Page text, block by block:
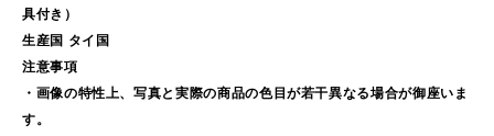
具付き）
生産国 タイ国
注意事項
・画像の特性上、写真と実際の商品の色目が若干異なる場合が御座いま
す。